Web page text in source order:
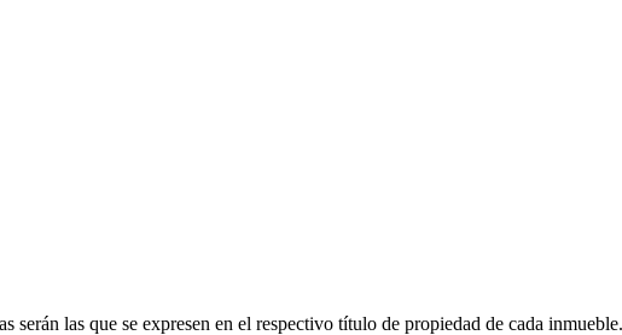
serán las que se expresen en el respectivo título de propiedad de cada